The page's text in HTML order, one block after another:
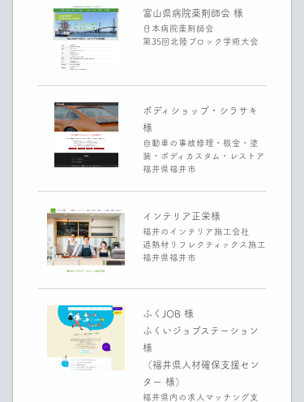
富山県病院薬剤師会 様
日本病院薬剤師会
第35回北陸ブロック学術大会
ボディショップ・シラサキ
様
自動車の事故修理・板金・塗
装・ボディカスタム・レストア
福井県福井市
インテリア正栄様
福井のインテリア施工会社
遮熱材リフレクティックス施工
福井県福井市
ふくJOB 様
ふくいジョブステーション
様
（福井県人材確保支援セン
ター 様）
福井県内の求人マッチング支